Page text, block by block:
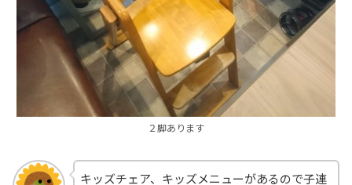
２脚あります
キッズチェア、キッズメニューがあるので子連